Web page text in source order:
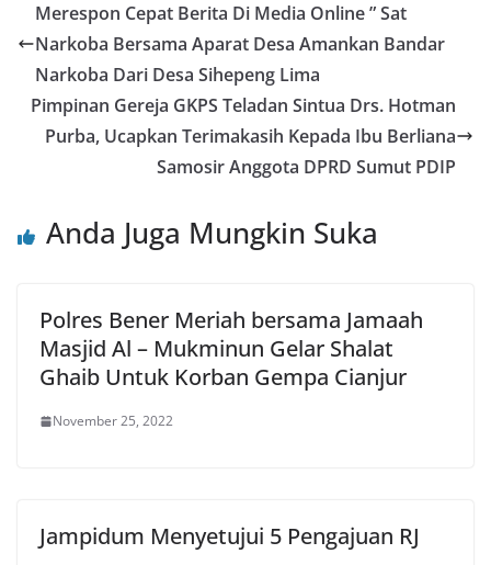
Merespon Cepat Berita Di Media Online ” Sat
Narkoba Bersama Aparat Desa Amankan Bandar
Narkoba Dari Desa Sihepeng Lima
Pimpinan Gereja GKPS Teladan Sintua Drs. Hotman
Purba, Ucapkan Terimakasih Kepada Ibu Berliana
Samosir Anggota DPRD Sumut PDIP
Anda Juga Mungkin Suka
Polres Bener Meriah bersama Jamaah
Masjid Al – Mukminun Gelar Shalat
Ghaib Untuk Korban Gempa Cianjur
November 25, 2022
Jampidum Menyetujui 5 Pengajuan RJ